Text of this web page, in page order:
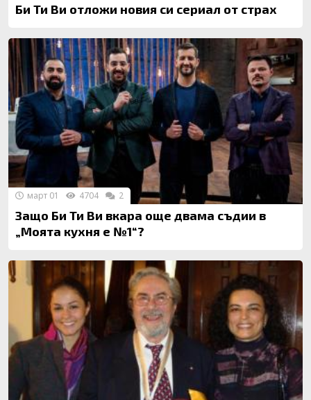
Би Ти Ви отложи новия си сериал от страх
Защо Би Ти Ви вкара още двама съдии в
„Моята кухня е №1“?
март 01 4704 2